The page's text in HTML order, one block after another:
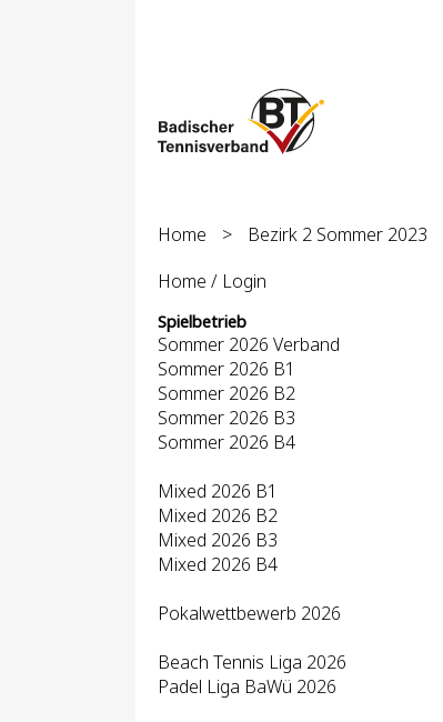
Home > Bezirk 2 Sommer 2023
Home / Login
Spielbetrieb
Sommer 2026 Verband
Sommer 2026 B1
Sommer 2026 B2
Sommer 2026 B3
Sommer 2026 B4
Mixed 2026 B1
Mixed 2026 B2
Mixed 2026 B3
Mixed 2026 B4
Pokalwettbewerb 2026
Beach Tennis Liga 2026
Padel Liga BaWü 2026